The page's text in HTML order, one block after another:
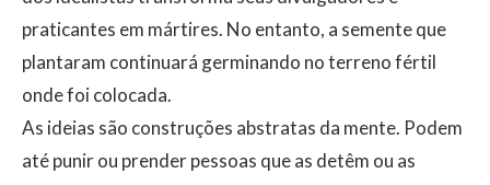
praticantes em mártires. No entanto, a semente que
plantaram continuará germinando no terreno fértil
onde foi colocada.
​As ideias são construções abstratas da mente. Podem
até punir ou prender pessoas que as detêm ou as